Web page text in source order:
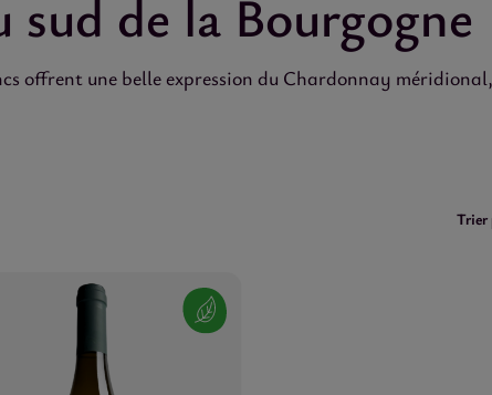
de la Bourgogne
offrent une belle expression du Chardonnay
Trier